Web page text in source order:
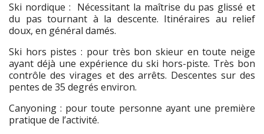
Ski nordique : Nécessitant la maîtrise du pas glissé et
du pas tournant à la descente. Itinéraires au relief
doux, en général damés.
Ski hors pistes : pour très bon skieur en toute neige
ayant déjà une expérience du ski hors-piste. Très bon
contrôle des virages et des arrêts. Descentes sur des
pentes de 35 degrés environ.
Canyoning : pour toute personne ayant une première
pratique de l’activité.